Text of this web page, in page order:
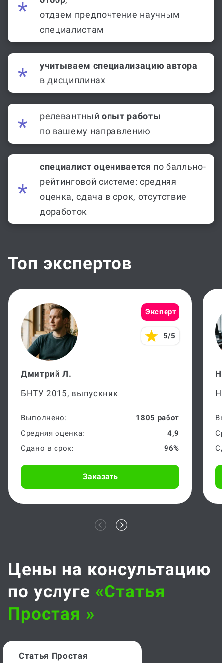
отдаем предпочтение научным
специалистам
учитываем специализацию автора
в дисциплинах
релевантный опыт работы
по вашему направлению
специалист оценивается по балльно-
рейтинговой системе: средняя
оценка, сдача в срок, отсутствие
доработок
Топ экспертов
Эксперт
5/5
Дмитрий Л.
БНТУ 2015, выпускник
Выполнено:
1805 работ
Средняя оценка:
4,9
Сдано в срок:
96%
Заказать
Цены на консультацию
по услуге «статья
Простая »
Статья Простая